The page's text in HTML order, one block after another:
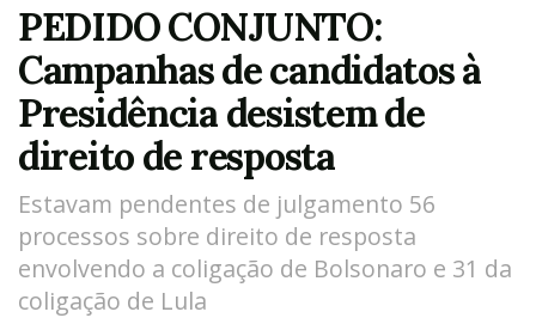
PEDIDO CONJUNTO:
Campanhas de candidatos à
Presidência desistem de
direito de resposta
Estavam pendentes de julgamento 56
processos sobre direito de resposta
envolvendo a coligação de Bolsonaro e 31 da
coligação de Lula